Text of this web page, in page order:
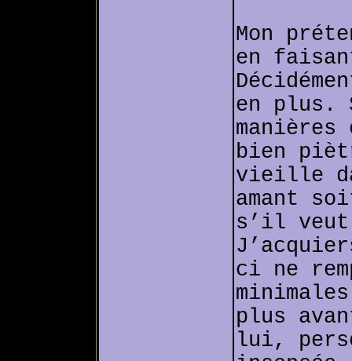
Mon
en
en plus.
bien
vieille
amant
s’il veut
ci ne
plus
lui,